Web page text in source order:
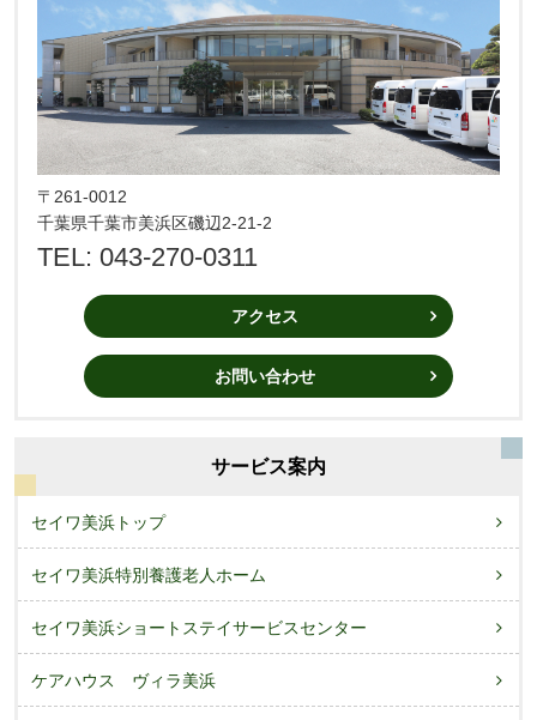
〒261-0012
千葉県千葉市美浜区磯辺2-21-2
TEL: 043-270-0311
アクセス
お問い合わせ
サービス案内
セイワ美浜トップ
セイワ美浜特別養護老人ホーム
セイワ美浜ショートステイサービスセンター
ケアハウス ヴィラ美浜